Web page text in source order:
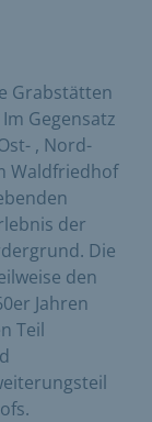
Grabstätten
Gegensatz
, Nord-
Waldfriedhof
der
Die
den
Jahren
Teil